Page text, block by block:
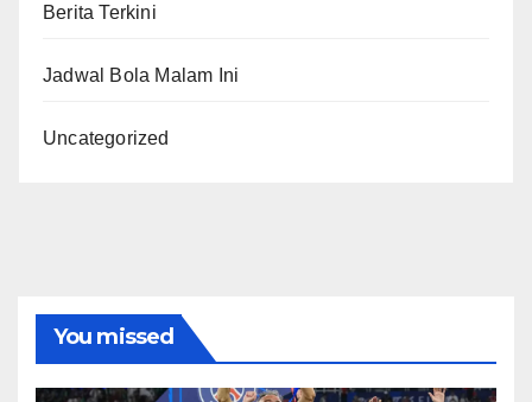
Berita Terkini
Jadwal Bola Malam Ini
Uncategorized
You missed